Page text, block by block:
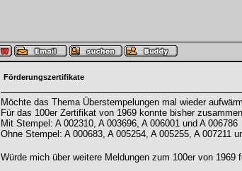
Förderungszertifikate
Möchte das Thema Überstempelungen mal wieder
Für das 100er Zertifikat von 1969 konnte bisher
Mit Stempel: A 002310, A 003696, A 006001 und A 006786
Ohne Stempel: A 000683, A 005254, A 005255, A 007211
Würde mich über weitere Meldungen zum 100er von 1969